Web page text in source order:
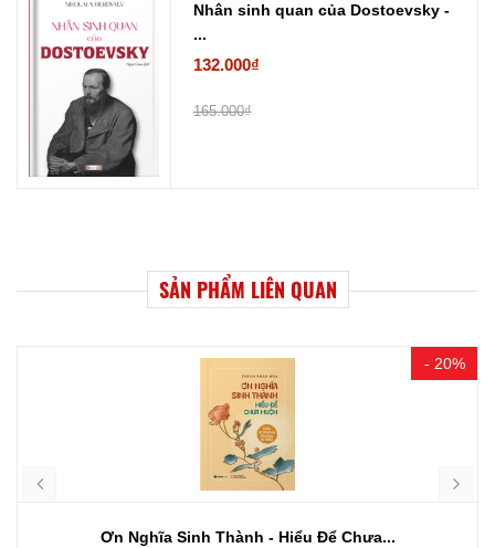
Nhân sinh quan của Dostoevsky -
...
132.000₫
165.000₫
SẢN PHẨM LIÊN QUAN
- 20%
Ơn Nghĩa Sinh Thành - Hiểu Để Chưa...